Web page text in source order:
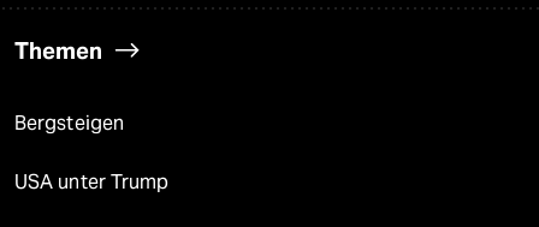
Themen
Bergsteigen
USA unter Trump